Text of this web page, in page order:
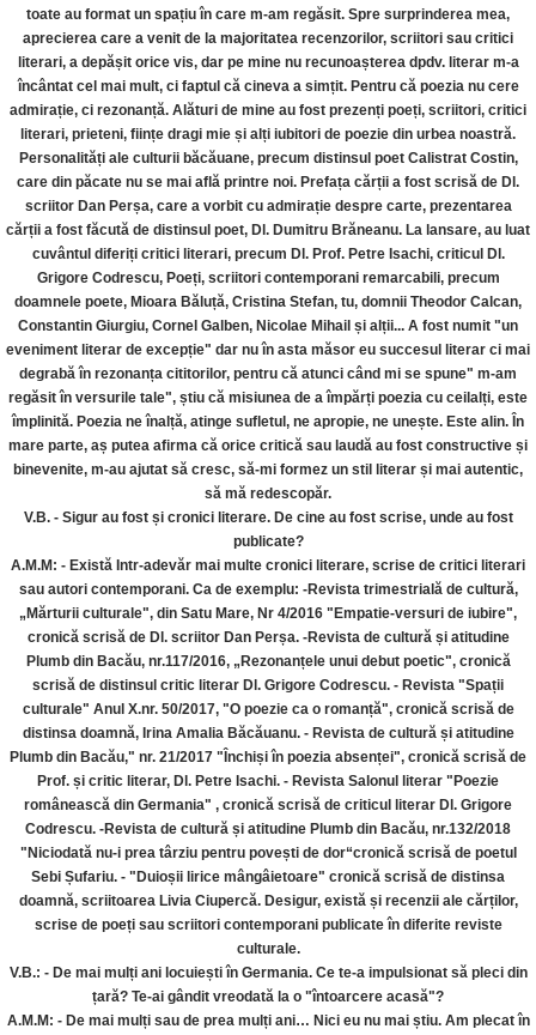
toate au format un spațiu în care m-am regăsit. Spre surprinderea mea,
aprecierea care a venit de la majoritatea recenzorilor, scriitori sau critici
literari, a depășit orice vis, dar pe mine nu recunoașterea dpdv. literar m-a
încântat cel mai mult, ci faptul că cineva a simțit. Pentru că poezia nu cere
admirație, ci rezonanță. Alături de mine au fost prezenți poeți, scriitori, critici
literari, prieteni, ființe dragi mie și alți iubitori de poezie din urbea noastră.
Personalități ale culturii băcăuane, precum distinsul poet Calistrat Costin,
care din păcate nu se mai află printre noi. Prefața cărții a fost scrisă de Dl.
scriitor Dan Perșa, care a vorbit cu admirație despre carte, prezentarea
cărții a fost făcută de distinsul poet, Dl. Dumitru Brăneanu. La lansare, au luat
cuvântul diferiți critici literari, precum Dl. Prof. Petre Isachi, criticul Dl.
Grigore Codrescu, Poeți, scriitori contemporani remarcabili, precum
doamnele poete, Mioara Băluță, Cristina Stefan, tu, domnii Theodor Calcan,
Constantin Giurgiu, Cornel Galben, Nicolae Mihail și alții... A fost numit "un
eveniment literar de excepție" dar nu în asta măsor eu succesul literar ci mai
degrabă în rezonanța cititorilor, pentru că atunci când mi se spune" m-am
regăsit în versurile tale", știu că misiunea de a împărți poezia cu ceilalți, este
împlinită. Poezia ne înalță, atinge sufletul, ne apropie, ne unește. Este alin. În
mare parte, aș putea afirma că orice critică sau laudă au fost constructive și
binevenite, m-au ajutat să cresc, să-mi formez un stil literar și mai autentic,
să mă redescopăr.
V.B. - Sigur au fost și cronici literare. De cine au fost scrise, unde au fost
publicate?
A.M.M: - Există Intr-adevăr mai multe cronici literare, scrise de critici literari
sau autori contemporani. Ca de exemplu: -Revista trimestrială de cultură,
„Mărturii culturale", din Satu Mare, Nr 4/2016 "Empatie-versuri de iubire",
cronică scrisă de Dl. scriitor Dan Perșa. -Revista de cultură și atitudine
Plumb din Bacău, nr.117/2016, „Rezonanțele unui debut poetic", cronică
scrisă de distinsul critic literar Dl. Grigore Codrescu. - Revista "Spații
culturale" Anul X.nr. 50/2017, "O poezie ca o romanță", cronică scrisă de
distinsa doamnă, Irina Amalia Băcăuanu. - Revista de cultură și atitudine
Plumb din Bacău," nr. 21/2017 "Închiși în poezia absenței", cronică scrisă de
Prof. și critic literar, Dl. Petre Isachi. - Revista Salonul literar "Poezie
românească din Germania" , cronică scrisă de criticul literar Dl. Grigore
Codrescu. -Revista de cultură și atitudine Plumb din Bacău, nr.132/2018
"Niciodată nu-i prea târziu pentru povești de dor“cronică scrisă de poetul
Sebi Șufariu. - "Duioșii lirice mângâietoare" cronică scrisă de distinsa
doamnă, scriitoarea Livia Ciupercă. Desigur, există și recenzii ale cărților,
scrise de poeți sau scriitori contemporani publicate în diferite reviste
culturale.
V.B.: - De mai mulți ani locuiești în Germania. Ce te-a impulsionat să pleci din
țară? Te-ai gândit vreodată la o "întoarcere acasă"?
A.M.M: - De mai mulți sau de prea mulți ani… Nici eu nu mai știu. Am plecat în